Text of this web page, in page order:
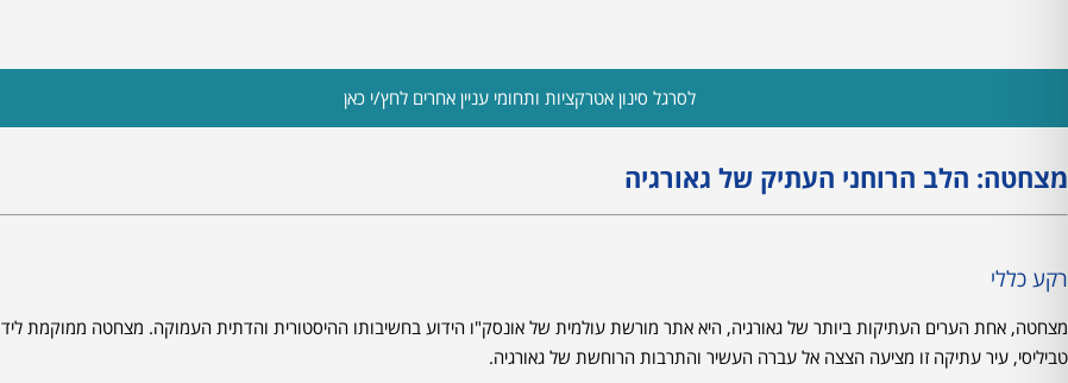
לסרגל סינון אטרקציות ותחומי עניין אחרים לחץ/י כאן
מצחטה: הלב הרוחני העתיק של גאורגיה
רקע כללי
מצחטה, אחת הערים העתיקות ביותר של גאורגיה, היא אתר מורשת עולמית של אונסק"ו הידוע בחשיבותו ההיסטורית והדתית העמוקה. מצחטה ממוקמת ליד
טביליסי, עיר עתיקה זו מציעה הצצה אל עברה העשיר והתרבות הרוחשת של גאורגיה.